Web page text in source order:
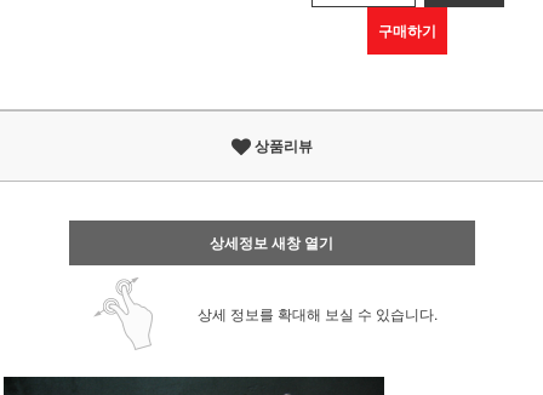
구매하기
상품리뷰
상세정보 새창 열기
상세 정보를 확대해 보실 수 있습니다.